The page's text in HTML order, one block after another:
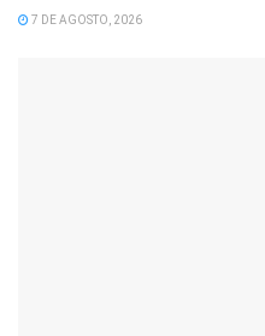
7 DE AGOSTO, 2026